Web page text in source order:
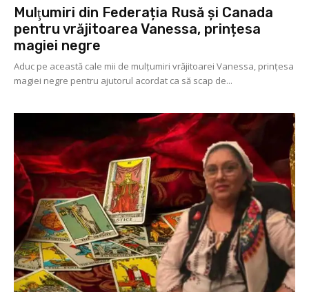
Mulţumiri din Federația Rusă și Canada
pentru vrăjitoarea Vanessa, prințesa
magiei negre
Aduc pe această cale mii de mulţumiri vrăjitoarei Vanessa, prințesa
magiei negre pentru ajutorul acordat ca să scap de...